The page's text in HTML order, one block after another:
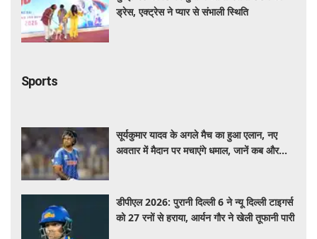
ड्रेस, एक्ट्रेस ने प्यार से संभाली स्थिति
Sports
सूर्यकुमार यादव के अगले मैच का हुआ एलान, नए
अवतार में मैदान पर मचाएंगे धमाल, जानें कब और
डीपीएल 2026: पुरानी दिल्ली 6 ने न्यू दिल्ली टाइगर्स
को 27 रनों से हराया, आर्यन गौर ने खेली तूफानी पारी